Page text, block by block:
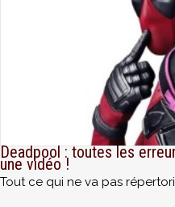
Deadpool : toutes les
une vidéo !
Tout ce qui ne va pas